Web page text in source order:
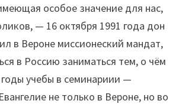
особое значение для нас,
— 16 октября 1991 года дон
в Вероне миссионеский мандат,
в Россию заниматься тем, о чём
учебы в семинариии —
не только в Вероне, но во